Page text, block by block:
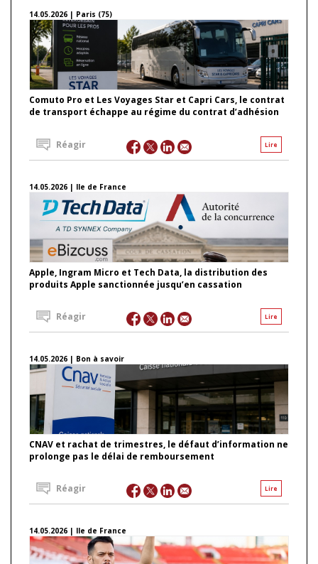
14.05.2026 | Paris (75)
Comuto Pro et Les Voyages Star et Capri Cars, le contrat
de transport échappe au régime du contrat d’adhésion
Lire
Réagir
14.05.2026 | Ile de France
Apple, Ingram Micro et Tech Data, la distribution des
produits Apple sanctionnée jusqu’en cassation
Lire
Réagir
14.05.2026 | Bon à savoir
CNAV et rachat de trimestres, le défaut d’information ne
prolonge pas le délai de remboursement
Lire
Réagir
14.05.2026 | Ile de France